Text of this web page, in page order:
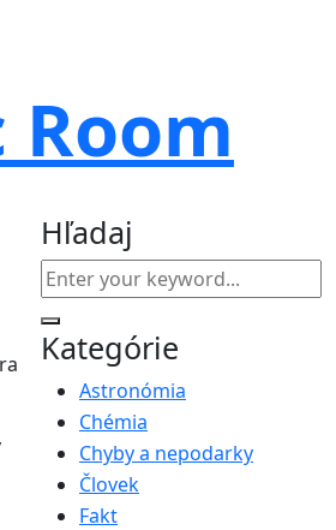
Room
Hľadaj
Kategórie
Astronómia
Chémia
Chyby a nepodarky
Človek
Fakt